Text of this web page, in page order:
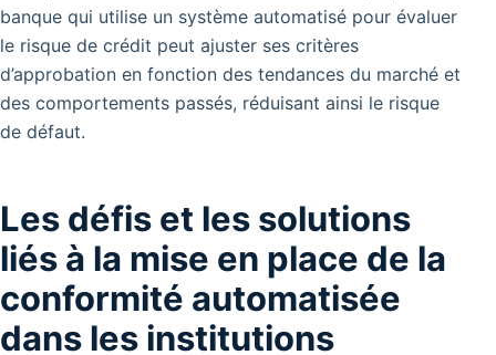
banque qui utilise un système automatisé pour évaluer
le risque de crédit peut ajuster ses critères
d’approbation en fonction des tendances du marché et
des comportements passés, réduisant ainsi le risque
de défaut.
Les défis et les solutions
liés à la mise en place de la
conformité automatisée
dans les institutions